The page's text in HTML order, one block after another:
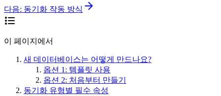
다음: 동기화 작동 방식
이 페이지에서
새 데이터베이스는 어떻게 만드나요?
옵션 1: 템플릿 사용
옵션 2: 처음부터 만들기
동기화 유형별 필수 속성